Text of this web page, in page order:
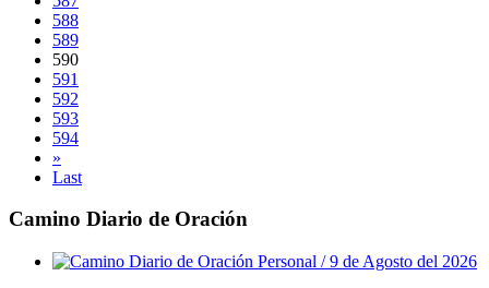
588
589
590
591
592
593
594
»
Last
Camino Diario de Oración